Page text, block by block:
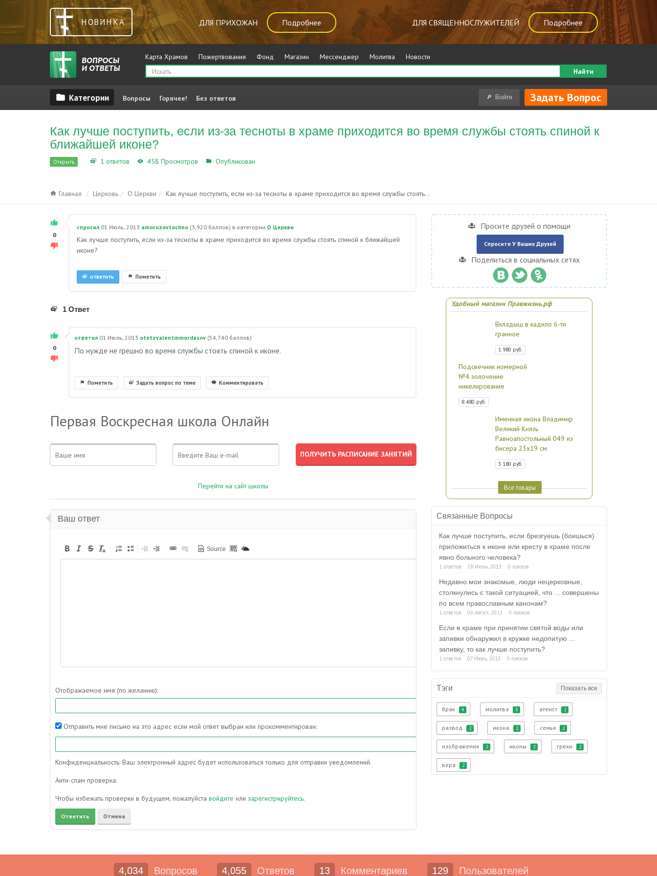
НОВИНКА ДЛЯ ПРИХОЖАН Подробнее ДЛЯ СВЯЩЕННОСЛУЖИТЕЛЕЙ Подробнее
Карта Храмов Пожертвования Фонд Магазин Мессенджер Молитва
Новости
Найти
Вопросы Горячее! Без ответов Войти Задать Вопрос
Как лучше поступить, если из-за тесноты в храме приходится во время службы стоять спиной к
ближайшей иконе?
Открыть 1 ответов 458 Просмотров Опубликован
Главная Церковь О Церкви Как лучше поступить, если из-за тесноты в храме приходится во время службы стоять...
0
спросил 01 Июль, 2013 amorozovtochno (3,920 баллов) в категории О Церкви
Как лучше поступить, если из-за тесноты в храме приходится во время службы стоять спиной к ближайшей
иконе?
Пометить
ответить
1 Ответ
0
ответил 01 Июль, 2013 otetzvalentinmordasov (54,740 баллов)
По нужде не грешно во время службы стоять спиной к иконе.
Пометить Задать вопрос по теме Комментировать
Первая Воскресная школа Онлайн
Перейти на сайт школы
Ваш ответ
Source
Отображаемое имя (по желанию):
Отправить мне письмо на это адрес если мой ответ выбран или прокомментирован:
Конфиденциальность: Ваш электронный адрес будет использоваться только для отправки уведомлений.
Анти-спам проверка:
Чтобы избежать проверки в будущем, пожалуйста войдите или зарегистрируйтесь.
Просите друзей о помощи
Спросите У Ваших Друзей
Поделиться в социальных сетях
Удобный магазин Правжизнь.рф
Вкладыш в кадило 6-ти
гранное
1 980 руб.
Подсвечник номерной
№4 золочение
никелирование
8 480 руб.
Именная икона Владимир
Великий Князь
Равноапостольный 049 из
бисера 23х19 см
3 180 руб.
Все товары
Связанные Вопросы
Как лучше поступить, если брезгуешь (боишься)
приложиться к иконе или кресту в храме после
явно больного человека?
1 ответов 28 Июнь, 2013 0 голосов
Недавно мои знакомые, люди нецерковные,
столкнулись с такой ситуацией, что ... совершены
по всем православным канонам?
1 ответов 06 Август, 2013 0 голосов
Если в храме при принятии святой воды или
запивки обнаружил в кружке недопитую ...
запивку, то как лучше поступить?
1 ответов 07 Июль, 2013 0 голосов
Тэги Показать все
брак 4 молитва 3 атеист 2
развод 2 икона 2 семья 2
изображения 2 иконы 2 грехи 2
вера 2
4,034 Вопросов 4,055 Ответов 13 Комментариев 129 Пользователей